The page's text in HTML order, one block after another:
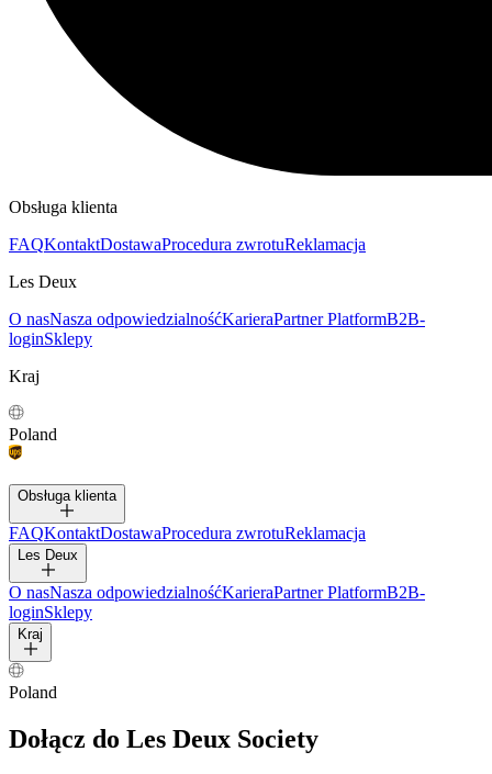
Obsługa klienta
FAQKontaktDostawaProcedura zwrotuReklamacja
Les Deux
O nasNasza odpowiedzialnośćKarieraPartner PlatformB2B-
loginSklepy
Kraj
Poland
Obsługa klienta
FAQKontaktDostawaProcedura zwrotuReklamacja
Les Deux
O nasNasza odpowiedzialnośćKarieraPartner PlatformB2B-
loginSklepy
Kraj
Poland
Dołącz do Les Deux Society